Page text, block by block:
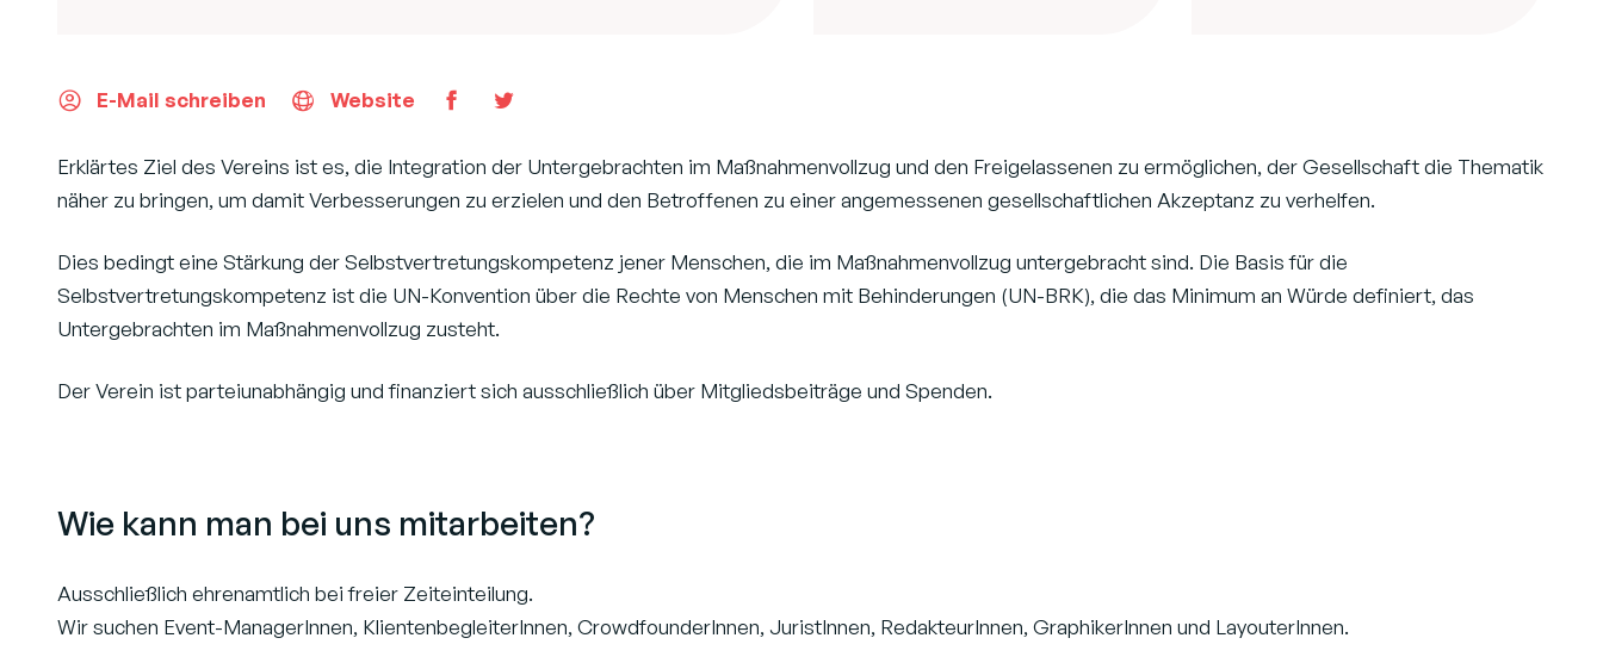
E-Mail schreiben Website
Erklärtes Ziel des Vereins ist es, die Integration der Untergebrachten im Maßnahmenvollzug und den Freigelassenen zu ermöglichen, der Gesellschaft die Thematik
näher zu bringen, um damit Verbesserungen zu erzielen und den Betroffenen zu einer angemessenen gesellschaftlichen Akzeptanz zu verhelfen.
Dies bedingt eine Stärkung der Selbstvertretungskompetenz jener Menschen, die im Maßnahmenvollzug untergebracht sind. Die Basis für die
Selbstvertretungskompetenz ist die UN-Konvention über die Rechte von Menschen mit Behinderungen (UN-BRK), die das Minimum an Würde definiert, das
Untergebrachten im Maßnahmenvollzug zusteht.
Der Verein ist parteiunabhängig und finanziert sich ausschließlich über Mitgliedsbeiträge und Spenden.
Wie kann man bei uns mitarbeiten?
Ausschließlich ehrenamtlich bei freier Zeiteinteilung.
Wir suchen Event-ManagerInnen, KlientenbegleiterInnen, CrowdfounderInnen, JuristInnen, RedakteurInnen, GraphikerInnen und LayouterInnen.